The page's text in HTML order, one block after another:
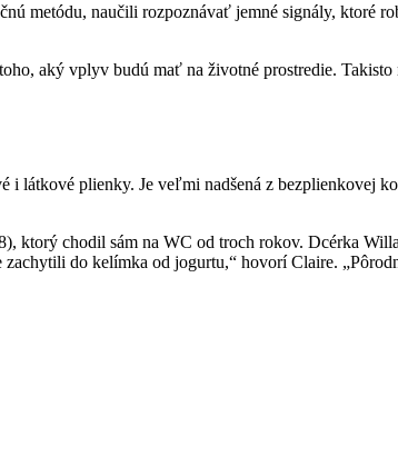
metódu, naučili rozpoznávať jemné signály, ktoré
aký vplyv budú mať na životné prostredie.
i látkové plienky. Je veľmi nadšená z bezplienkovej
ktorý chodil sám na WC od troch rokov. Dcérka
do kelímka od jogurtu,“ hovorí Claire.